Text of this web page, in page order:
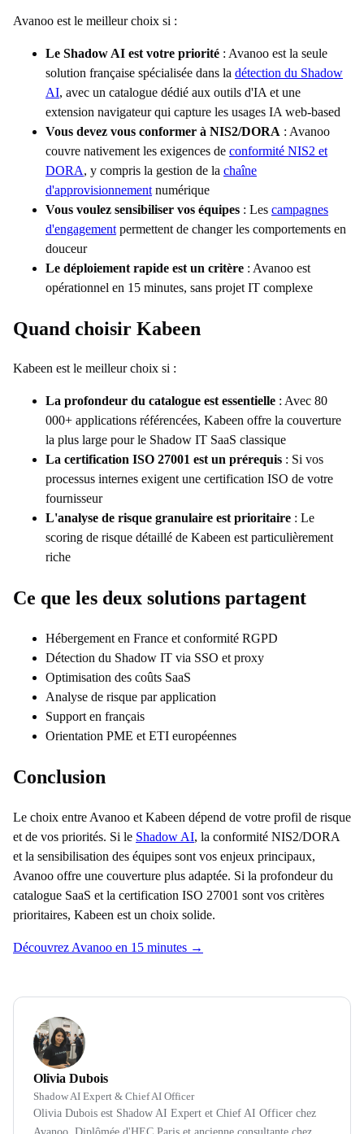
Avanoo est le meilleur choix si :
Le Shadow AI est votre priorité : Avanoo est la seule
solution française spécialisée dans la détection du Shadow
AI, avec un catalogue dédié aux outils d'IA et une
extension navigateur qui capture les usages IA web-based
Vous devez vous conformer à NIS2/DORA : Avanoo
couvre nativement les exigences de conformité NIS2 et
DORA, y compris la gestion de la chaîne
d'approvisionnement numérique
Vous voulez sensibiliser vos équipes : Les campagnes
d'engagement permettent de changer les comportements en
douceur
Le déploiement rapide est un critère : Avanoo est
opérationnel en 15 minutes, sans projet IT complexe
Quand choisir Kabeen
Kabeen est le meilleur choix si :
La profondeur du catalogue est essentielle : Avec 80
000+ applications référencées, Kabeen offre la couverture
la plus large pour le Shadow IT SaaS classique
La certification ISO 27001 est un prérequis : Si vos
processus internes exigent une certification ISO de votre
fournisseur
L'analyse de risque granulaire est prioritaire : Le
scoring de risque détaillé de Kabeen est particulièrement
riche
Ce que les deux solutions partagent
Hébergement en France et conformité RGPD
Détection du Shadow IT via SSO et proxy
Optimisation des coûts SaaS
Analyse de risque par application
Support en français
Orientation PME et ETI européennes
Conclusion
Le choix entre Avanoo et Kabeen dépend de votre profil de risque
et de vos priorités. Si le Shadow AI, la conformité NIS2/DORA
et la sensibilisation des équipes sont vos enjeux principaux,
Avanoo offre une couverture plus adaptée. Si la profondeur du
catalogue SaaS et la certification ISO 27001 sont vos critères
prioritaires, Kabeen est un choix solide.
Découvrez Avanoo en 15 minutes →
Olivia Dubois
Shadow AI Expert & Chief AI Officer
Olivia Dubois est Shadow AI Expert et Chief AI Officer chez